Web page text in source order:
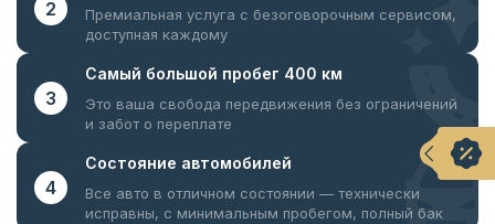
2 Премиальная услуга с безоговорочным сервисом,
доступная каждому
3
Самый большой пробег 400 км
Это ваша свобода передвижения без ограничений
и забот о переплате
4
Состояние автомобилей
Все авто в отличном состоянии — технически
исправны, с минимальным пробегом, полный бак